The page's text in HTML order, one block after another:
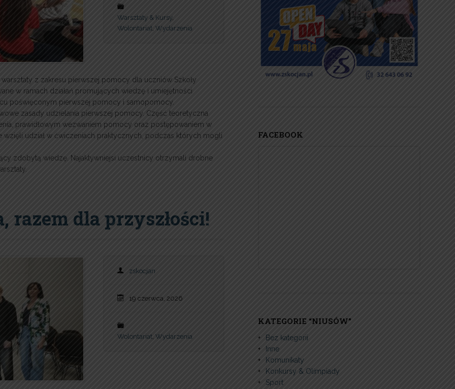
Warsztaty & Kursy,
Wolontariat, Wydarzenia
z zakresu pierwszej pomocy dla uczniów Szkoły
w ramach działań promujących wiedzę i umiejętności
poświęconym pierwszej pomocy i samopomocy.
zasady udzielania pierwszej pomocy. Część teoretyczna
prawidłowym wezwaniem pomocy oraz postępowaniem w
wzięli udział w ćwiczeniach praktycznych, podczas których mogli
zdobytą wiedzę. Najaktywniejsi uczestnicy otrzymali drobne
razem dla przyszłości!
zskocjan
19 czerwca, 2026
Wolontariat, Wydarzenia
FACEBOOK
KATEGORIE “NIUSÓW”
Bez kategorii
Inne
Komunikaty
Konkursy & Olimpiady
Sport